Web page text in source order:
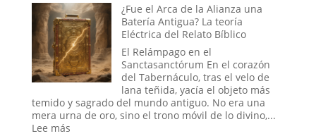
Efecto
Placebo
en
Masa:
Cuando
la
Colectiva
Moldea
la
¿Fue el Arca de la Alianza una
Batería Antigua? La teoría
Eléctrica del Relato Bíblico
El Relámpago en el
Sanctasanctórum En el corazón
del Tabernáculo, tras el velo de
lana teñida, yacía el objeto más
temido y sagrado del mundo antiguo. No era una
mera urna de oro, sino el trono móvil de lo divino,...
Lee más: